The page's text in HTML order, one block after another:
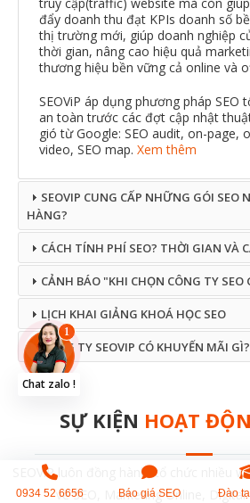
đẩy doanh thu đạt KPIs doanh số
thị trường mới, giúp doanh nghiệp
thời gian, nâng cao hiệu quả
thương hiệu bền vững cả online và
SEOViP áp dụng phương pháp SEO
an toàn trước các đợt cập nhật
gió từ Google: SEO audit, on-page,
video, SEO map.Xem thêm
SEOVIP CUNG CẤP NHỮNG GÓI SEO
HÀNG?
CÁCH TÍNH PHÍ SEO? THỜI GIAN VÀ
CẢNH BÁO "KHI CHỌN CÔNG TY SEO
LỊCH KHAI GIẢNG KHOÁ HỌC SEO
CÔNG TY SEOVIP CÓ KHUYẾN MÃI GÌ?
SỰ KIỆN HOẠT
SEOViP luôn đồng hành, tổ chức nhiều
về SEO, Marketing Online,
Chat zalo !
0934 52 6656 Báo giá SEO Đào